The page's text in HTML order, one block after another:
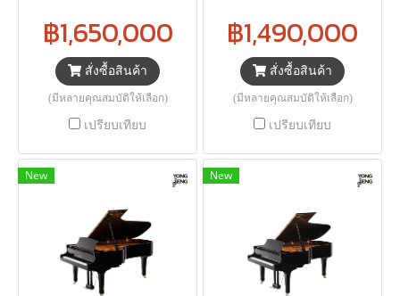
฿1,650,000
สั่งซื้อสินค้า
(มีหลายคุณสมบัติให้เลือก)
เปรียบเทียบ
฿1,490,000
สั่งซื้อสินค้า
(มีหลายคุณสมบัติให้เลือก)
เปรียบเทียบ
New New